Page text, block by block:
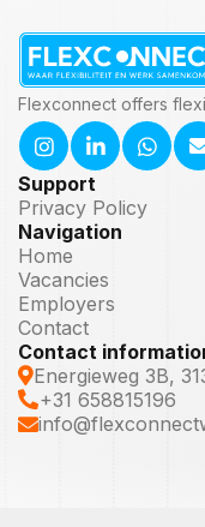
Flexconnect offers
Support
Privacy Policy
Navigation
Home
Vacancies
Employers
Contact
Contact
Energieweg 3B,
+31 658815196